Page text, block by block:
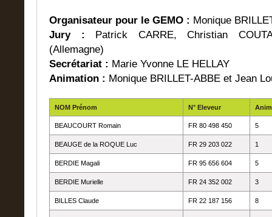
Organisateur pour le GEMO : Monique
Jury : Patrick CARRE, Christian
(Allemagne)
Secrétariat : Marie Yvonne LE HELLAY
Animation : Monique BRILLET-ABBE et Jean
NOM Prénom N° Eleveur
BEAUCOURT Romain FR 80 498 450 5
BEAUGE de la ROQUE Luc FR 29 203 022 1
BERDIE Magali FR 95 656 604 5
BERDIE Murielle FR 24 352 002 3
BILLES Claude FR 22 187 156 8